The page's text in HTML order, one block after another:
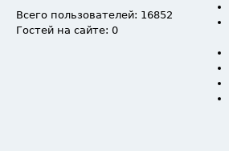
Всего пользователей: 16852
Гостей на сайте: 0